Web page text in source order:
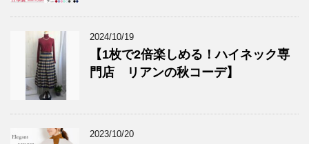
2024/10/19
【1枚で2倍楽しめる！ハイネック専
門店 リアンの秋コーデ】
2023/10/20